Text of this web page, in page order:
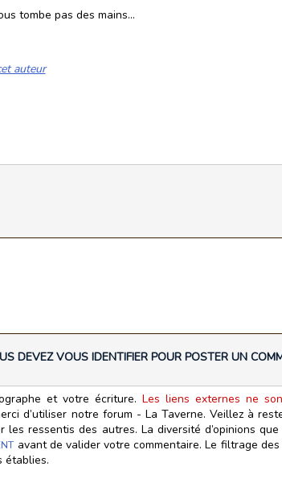
tombe pas des mains...
auteur
DEVEZ VOUS IDENTIFIER POUR POSTER UN
et votre écriture.Les liens externes ne
d’utiliser notre forum - La Taverne. Veillez à
ressentis des autres. La diversité d’opinions
avant de valider votre commentaire. Le filtrage
établies.